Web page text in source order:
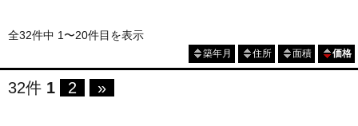
全32件中 1〜20件目を表示
価格
面積
住所
築年月
32件 1 2 »